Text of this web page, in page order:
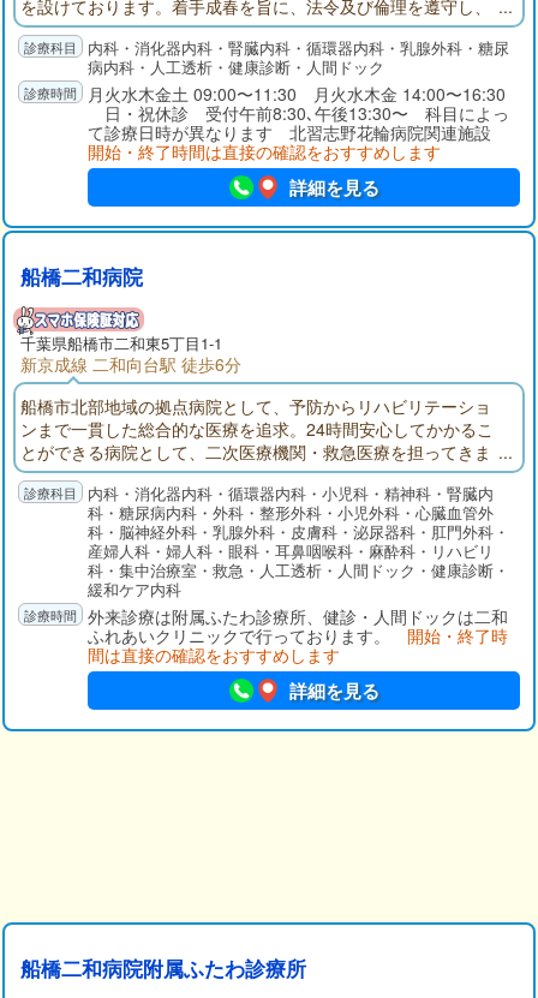
を設けております。着手成春を旨に、法令及び倫理を遵守し、
相協力して安全で安心な医療に取り組みます。
内科・消化器内科・腎臓内科・循環器内科・乳腺外科・糖尿
病内科・人工透析・健康診断・人間ドック
月火水木金土 09:00〜11:30 月火水木金 14:00〜16:30
日・祝休診 受付午前8:30､午後13:30〜 科目によっ
て診療日時が異なります 北習志野花輪病院関連施設
開始・終了時間は直接の確認をおすすめします
詳細を見る
船橋二和病院
千葉県船橋市二和東5丁目1-1
新京成線 二和向台駅 徒歩6分
船橋市北部地域の拠点病院として、予防からリハビリテーショ
ンまで一貫した総合的な医療を追求。24時間安心してかかるこ
とができる病院として、二次医療機関・救急医療を担ってきま
した。船橋二和病院付属ふたわ診療所(主に外来部門)、ふれあい
クリニック（主に健診部門）、二和在宅介護支援センター、八
木が谷在宅介護支援センターでそれぞれ役割分担して連携を取
りながら、地域の皆様の健康を守ります。
内科・消化器内科・循環器内科・小児科・精神科・腎臓内
科・糖尿病内科・外科・整形外科・小児外科・心臓血管外
科・脳神経外科・乳腺外科・皮膚科・泌尿器科・肛門外科・
産婦人科・婦人科・眼科・耳鼻咽喉科・麻酔科・リハビリ
科・集中治療室・救急・人工透析・人間ドック・健康診断・
緩和ケア内科
外来診療は附属ふたわ診療所、健診・人間ドックは二和
ふれあいクリニックで行っております。 開始・終了時
間は直接の確認をおすすめします
詳細を見る
船橋二和病院附属ふたわ診療所